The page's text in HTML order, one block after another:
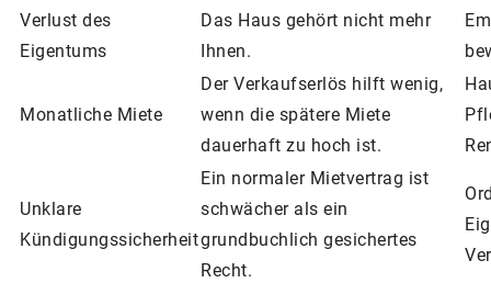
Verlust des
Eigentums
Das Haus gehört nicht mehr
Ihnen.
Monatliche Miete
Der Verkaufserlös hilft wenig,
wenn die spätere Miete
dauerhaft zu hoch ist.
Unklare
Kündigungssicherheit
Ein normaler Mietvertrag ist
schwächer als ein
grundbuchlich gesichertes
Recht.